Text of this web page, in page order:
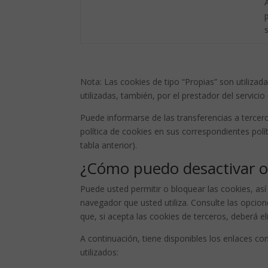
Nota: Las cookies de tipo “Propias” son
utilizadas, también, por el prestador del servicio
Puede informarse de las transferencias a
política de cookies en sus correspondientes
tabla anterior).
¿Cómo puedo desactivar
Puede usted permitir o bloquear las cookies,
navegador que usted utiliza. Consulte las
que, si acepta las cookies de terceros, deberá
A continuación, tiene disponibles los enlaces
utilizados: